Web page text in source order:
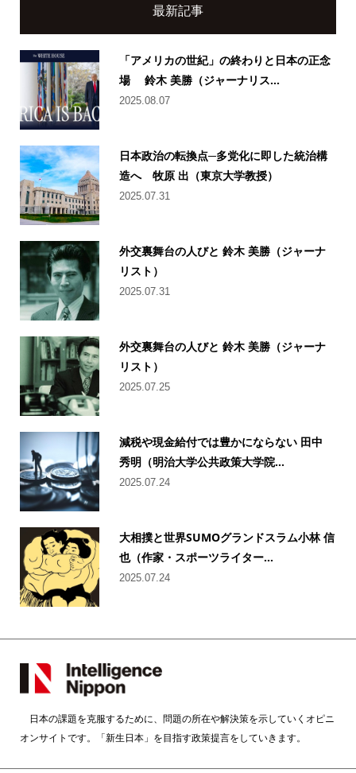
最新記事
「アメリカの世紀」の終わりと日本の正念
場 鈴木 美勝（ジャーナリス...
2025.08.07
日本政治の転換点─多党化に即した統治構
造へ 牧原 出（東京大学教授）
2025.07.31
外交裏舞台の人びと 鈴木 美勝（ジャーナ
リスト）
2025.07.31
外交裏舞台の人びと 鈴木 美勝（ジャーナ
リスト）
2025.07.25
減税や現金給付では豊かにならない 田中
秀明（明治大学公共政策大学院...
2025.07.24
大相撲と世界SUMOグランドスラム小林 信
也（作家・スポーツライター...
2025.07.24
日本の課題を克服するために、問題の所在や解決策を示していくオピニ
オンサイトです。「新生日本」を目指す政策提言をしていきます。